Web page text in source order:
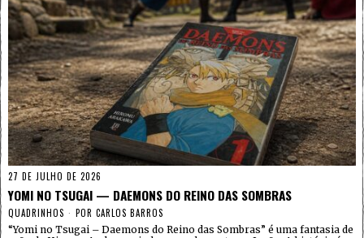
27 DE JULHO DE 2026
YOMI NO TSUGAI — DAEMONS DO REINO DAS SOMBRAS
QUADRINHOS POR CARLOS BARROS
“Yomi no Tsugai – Daemons do Reino das Sombras” é uma fantasia de